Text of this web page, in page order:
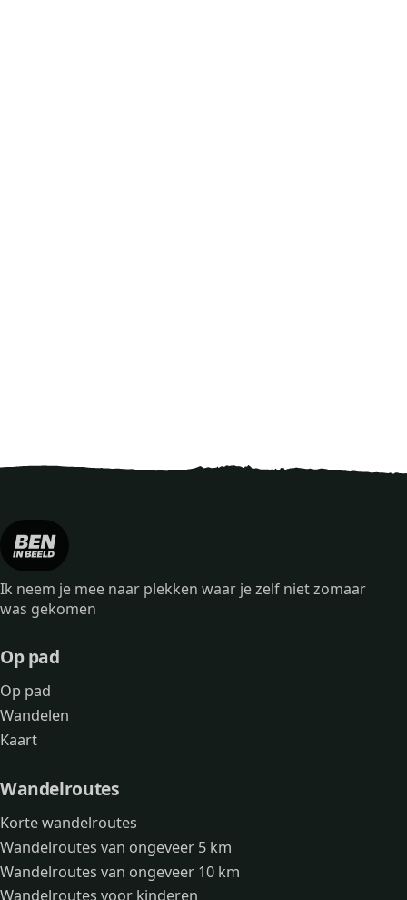
Ik neem je mee naar plekken waar je zelf niet zomaar
was gekomen
Op pad
Op pad
Wandelen
Kaart
Wandelroutes
Korte wandelroutes
Wandelroutes van ongeveer 5 km
Wandelroutes van ongeveer 10 km
Wandelroutes voor kinderen